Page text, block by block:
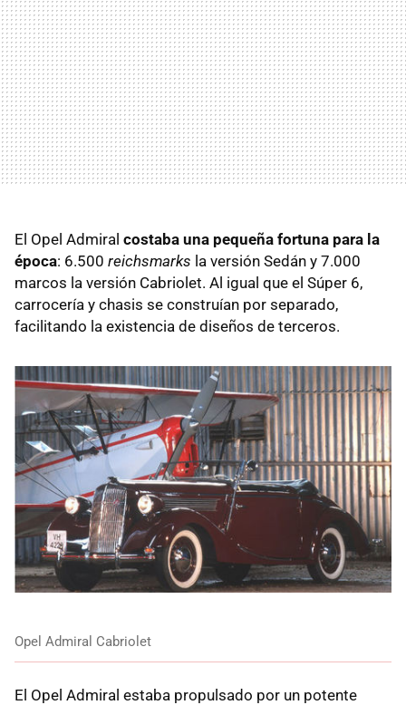
El Opel Admiral costaba una pequeña fortuna para la
época: 6.500 reichsmarks la versión Sedán y 7.000
marcos la versión Cabriolet. Al igual que el Súper 6,
carrocería y chasis se construían por separado,
facilitando la existencia de diseños de terceros.
Opel Admiral Cabriolet
El Opel Admiral estaba propulsado por un potente